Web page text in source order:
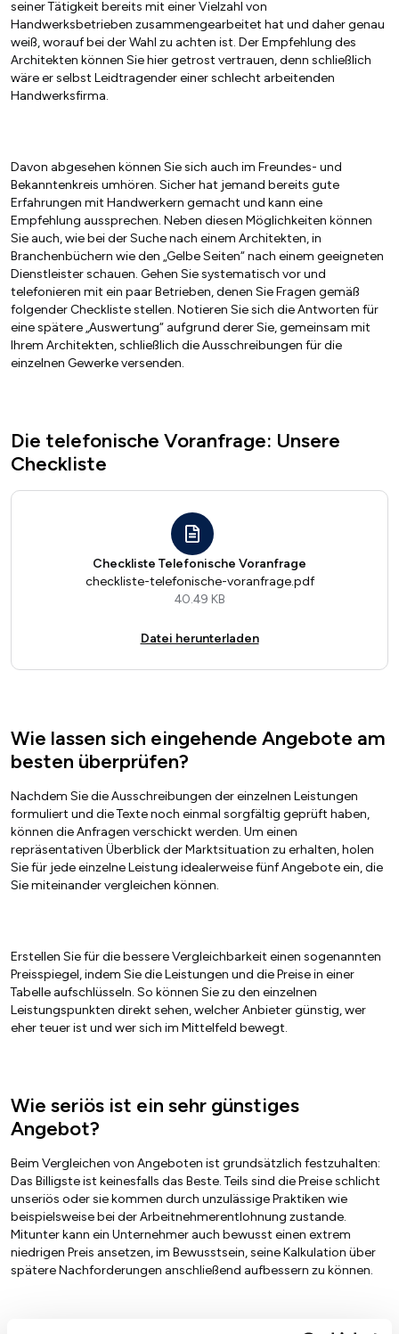
seiner Tätigkeit bereits mit einer Vielzahl von
Handwerksbetrieben zusammengearbeitet hat und daher genau
weiß, worauf bei der Wahl zu achten ist. Der Empfehlung des
Architekten können Sie hier getrost vertrauen, denn schließlich
wäre er selbst Leidtragender einer schlecht arbeitenden
Handwerksfirma.
Davon abgesehen können Sie sich auch im Freundes- und
Bekanntenkreis umhören. Sicher hat jemand bereits gute
Erfahrungen mit Handwerkern gemacht und kann eine
Empfehlung aussprechen. Neben diesen Möglichkeiten können
Sie auch, wie bei der Suche nach einem Architekten, in
Branchenbüchern wie den „Gelbe Seiten“ nach einem geeigneten
Dienstleister schauen. Gehen Sie systematisch vor und
telefonieren mit ein paar Betrieben, denen Sie Fragen gemäß
folgender Checkliste stellen. Notieren Sie sich die Antworten für
eine spätere „Auswertung“ aufgrund derer Sie, gemeinsam mit
Ihrem Architekten, schließlich die Ausschreibungen für die
einzelnen Gewerke versenden.
Die telefonische Voranfrage: Unsere
Checkliste
Checkliste Telefonische Voranfrage
checkliste-telefonische-voranfrage.pdf
40.49 KB
Datei herunterladen
Wie lassen sich eingehende Angebote am
besten überprüfen?
Nachdem Sie die Ausschreibungen der einzelnen Leistungen
formuliert und die Texte noch einmal sorgfältig geprüft haben,
können die Anfragen verschickt werden. Um einen
repräsentativen Überblick der Marktsituation zu erhalten, holen
Sie für jede einzelne Leistung idealerweise fünf Angebote ein, die
Sie miteinander vergleichen können.
Erstellen Sie für die bessere Vergleichbarkeit einen sogenannten
Preisspiegel, indem Sie die Leistungen und die Preise in einer
Tabelle aufschlüsseln. So können Sie zu den einzelnen
Leistungspunkten direkt sehen, welcher Anbieter günstig, wer
eher teuer ist und wer sich im Mittelfeld bewegt.
Wie seriös ist ein sehr günstiges
Angebot?
Beim Vergleichen von Angeboten ist grundsätzlich festzuhalten:
Das Billigste ist keinesfalls das Beste. Teils sind die Preise schlicht
unseriös oder sie kommen durch unzulässige Praktiken wie
beispielsweise bei der Arbeitnehmerentlohnung zustande.
Mitunter kann ein Unternehmer auch bewusst einen extrem
niedrigen Preis ansetzen, im Bewusstsein, seine Kalkulation über
spätere Nachforderungen anschließend aufbessern zu können.